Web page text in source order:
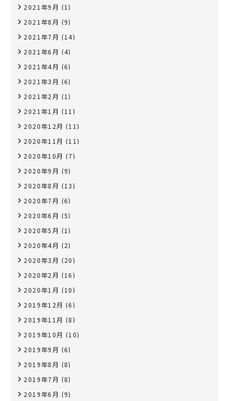
2021年9月 (1)
2021年8月 (9)
2021年7月 (14)
2021年6月 (4)
2021年4月 (6)
2021年3月 (6)
2021年2月 (1)
2021年1月 (11)
2020年12月 (11)
2020年11月 (11)
2020年10月 (7)
2020年9月 (9)
2020年8月 (13)
2020年7月 (6)
2020年6月 (5)
2020年5月 (1)
2020年4月 (2)
2020年3月 (20)
2020年2月 (16)
2020年1月 (10)
2019年12月 (6)
2019年11月 (8)
2019年10月 (10)
2019年9月 (6)
2019年8月 (8)
2019年7月 (8)
2019年6月 (9)